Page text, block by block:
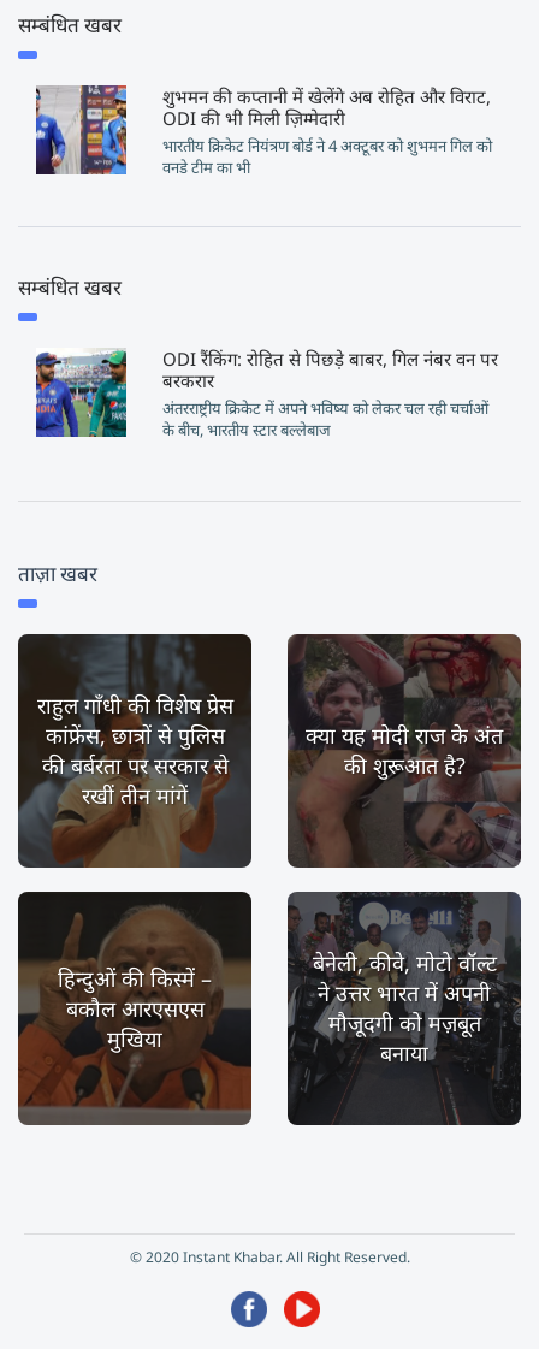
सम्बंधित खबर
शुभमन की कप्तानी में खेलेंगे अब रोहित और विराट,
ODI की भी मिली ज़िम्मेदारी
भारतीय क्रिकेट नियंत्रण बोर्ड ने 4 अक्टूबर को शुभमन गिल को
वनडे टीम का भी
सम्बंधित खबर
ODI रैंकिंग: रोहित से पिछड़े बाबर, गिल नंबर वन पर
बरकरार
अंतरराष्ट्रीय क्रिकेट में अपने भविष्य को लेकर चल रही चर्चाओं
के बीच, भारतीय स्टार बल्लेबाज
ताज़ा खबर
राहुल गाँधी की विशेष प्रेस
कांफ्रेंस, छात्रों से पुलिस
की बर्बरता पर सरकार से
रखीं तीन मांगें
क्या यह मोदी राज के अंत
की शुरूआत है?
हिन्दुओं की किस्में –
बकौल आरएसएस
मुखिया
बेनेली, कीवे, मोटो वॉल्ट
ने उत्तर भारत में अपनी
मौजूदगी को मज़बूत
बनाया
© 2020 Instant Khabar. All Right Reserved.